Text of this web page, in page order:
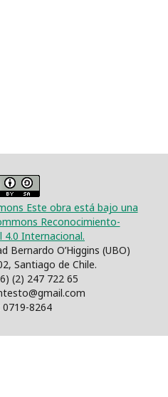
Este obra está bajo una
Reconocimiento-
4.0 Internacional.
Bernardo O’Higgins (UBO)
Santiago de Chile.
(2) 247 722 65
0719-8264